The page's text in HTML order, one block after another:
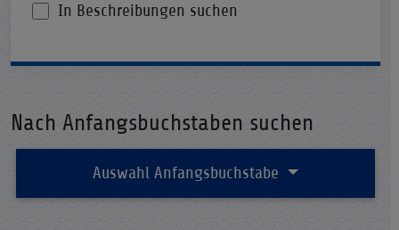
In Beschreibungen suchen
Nach Anfangsbuchstaben suchen
Auswahl Anfangsbuchstabe